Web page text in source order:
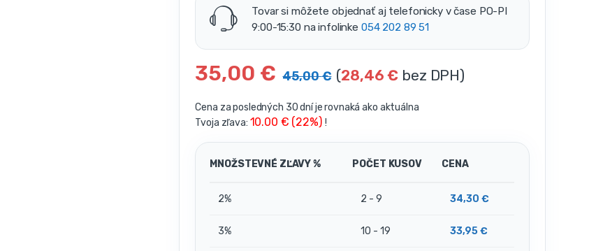
Tovar si môžete objednať aj telefonicky v čase PO-PI
9:00-15:30 na infolinke 054 202 89 51
35,00 € 45,00€ (28,46€ bez DPH)
Cena za posledných 30 dní je rovnaká ako aktuálna
Tvoja zľava: 10.00 € (22%) !
MNOŽSTEVNÉ ZĽAVY % POČET KUSOV CENA
2% 2 - 9 34,30 €
3% 10 - 19 33,95€